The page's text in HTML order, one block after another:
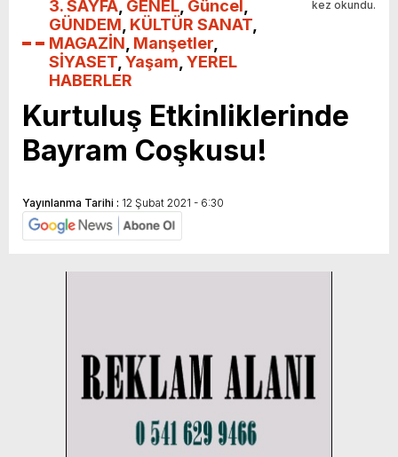
3. SAYFA GENEL Güncel
GÜNDEM KÜLTÜR SANAT
MAGAZİN Manşetler
SİYASET Yaşam YEREL
HABERLER
kez okundu.
Kurtuluş Etkinliklerinde
Bayram Coşkusu!
Yayınlanma Tarihi : 12 Şubat 2021 - 6:30